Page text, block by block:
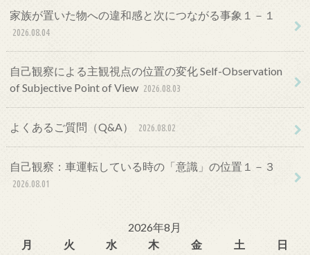
家族が置いた物への違和感と次につながる事象１－１
2026.08.04
自己観察による主観視点の位置の変化 Self-Observation
of Subjective Point of View 2026.08.03
よくあるご質問（Q&A） 2026.08.02
自己観察：車運転している時の「意識」の位置１－３
2026.08.01
2026年8月
月
火 水 木 金 土
日